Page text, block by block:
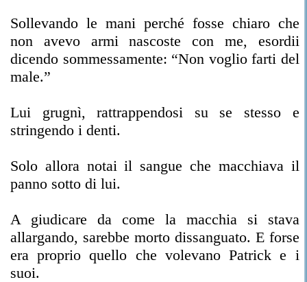
Sollevando le mani perché fosse chiaro che
non avevo armi nascoste con me, esordii
dicendo sommessamente: “Non voglio farti del
male.”
Lui grugnì, rattrappendosi su se stesso e
stringendo i denti.
Solo allora notai il sangue che macchiava il
panno sotto di lui.
A giudicare da come la macchia si stava
allargando, sarebbe morto dissanguato. E forse
era proprio quello che volevano Patrick e i
suoi.